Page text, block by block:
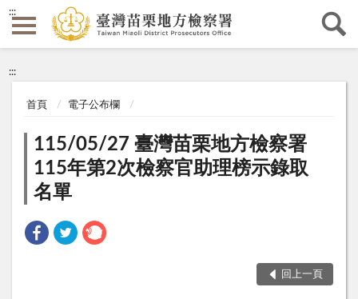
:::
:::
首頁 電子公布欄
115/05/27 臺灣苗栗地方檢察署
115年第2次檢察官助理榜示錄取
名單
回上一頁